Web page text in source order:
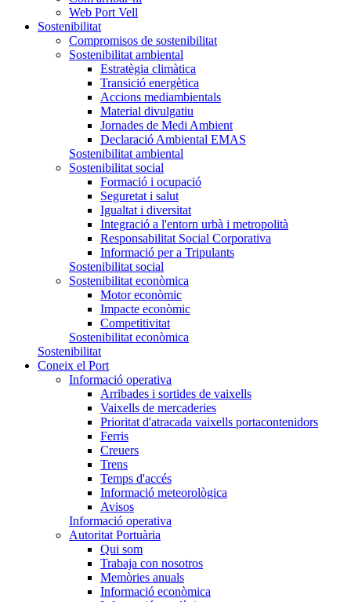
Web Port Vell
Sostenibilitat
Compromisos de sostenibilitat
Sostenibilitat ambiental
Estratègia climàtica
Transició energètica
Accions mediambientals
Material divulgatiu
Jornades de Medi Ambient
Declaració Ambiental EMAS
Sostenibilitat ambiental
Sostenibilitat social
Formació i ocupació
Seguretat i salut
Igualtat i diversitat
Integració a l'entorn urbà i metropolità
Responsabilitat Social Corporativa
Informació per a Tripulants
Sostenibilitat social
Sostenibilitat econòmica
Motor econòmic
Impacte econòmic
Competitivitat
Sostenibilitat econòmica
Sostenibilitat
Coneix el Port
Informació operativa
Arribades i sortides de vaixells
Vaixells de mercaderies
Prioritat d'atracada vaixells portacontenidors
Ferris
Creuers
Trens
Temps d'accés
Informació meteorològica
Avisos
Informació operativa
Autoritat Portuària
Qui som
Trabaja con nosotros
Memòries anuals
Informació econòmica